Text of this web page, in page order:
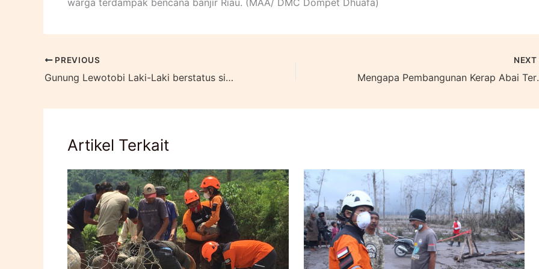
warga terdampak bencana banjir Riau. (MAA/ DMC Dompet Dhuafa)
PREVIOUS
Gunung Lewotobi Laki-Laki berstatus siaga, Dompet Dhuafa hadirkan dapur umum
NEXT
Mengapa
Artikel Terkait